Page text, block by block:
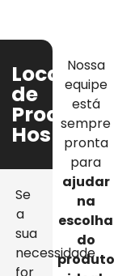
Locação
de
Produtos
Se
a
sua
necessidade
for
Nossa
equipe
está
sempre
pronta
para
ajudar
na
escolha
do
produto